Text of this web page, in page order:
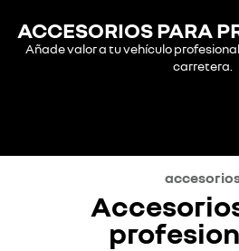
ACCESORIOS PARA
Añade valor a tu vehículo
carretera.